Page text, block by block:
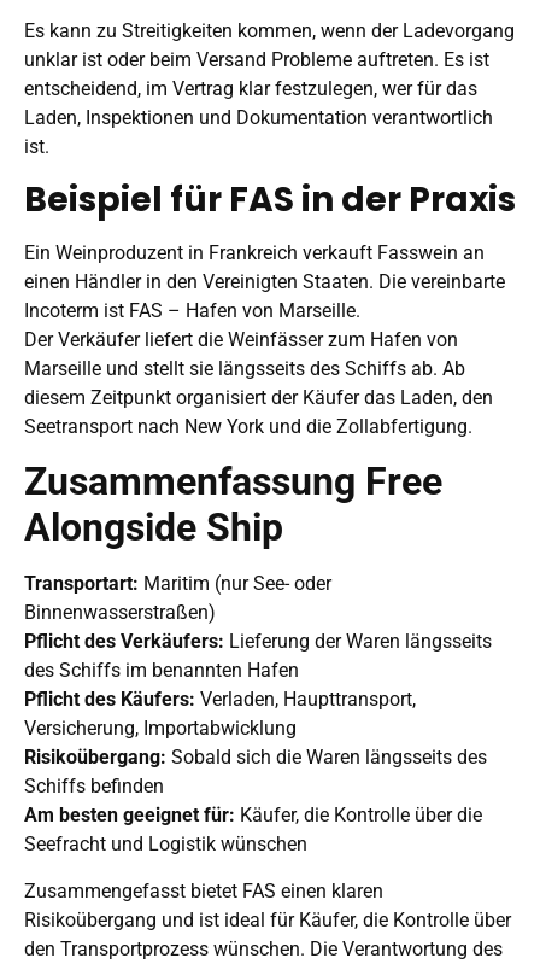
Es kann zu Streitigkeiten kommen, wenn der Ladevorgang
unklar ist oder beim Versand Probleme auftreten. Es ist
entscheidend, im Vertrag klar festzulegen, wer für das
Laden, Inspektionen und Dokumentation verantwortlich
ist.
Beispiel für FAS in der Praxis
Ein Weinproduzent in Frankreich verkauft Fasswein an
einen Händler in den Vereinigten Staaten. Die vereinbarte
Incoterm ist FAS – Hafen von Marseille.
Der Verkäufer liefert die Weinfässer zum Hafen von
Marseille und stellt sie längsseits des Schiffs ab. Ab
diesem Zeitpunkt organisiert der Käufer das Laden, den
Seetransport nach New York und die Zollabfertigung.
Zusammenfassung Free
Alongside Ship
Transportart: Maritim (nur See- oder
Binnenwasserstraßen)
Pflicht des Verkäufers: Lieferung der Waren längsseits
des Schiffs im benannten Hafen
Pflicht des Käufers: Verladen, Haupttransport,
Versicherung, Importabwicklung
Risikoübergang: Sobald sich die Waren längsseits des
Schiffs befinden
Am besten geeignet für: Käufer, die Kontrolle über die
Seefracht und Logistik wünschen
Zusammengefasst bietet FAS einen klaren
Risikoübergang und ist ideal für Käufer, die Kontrolle über
den Transportprozess wünschen. Die Verantwortung des